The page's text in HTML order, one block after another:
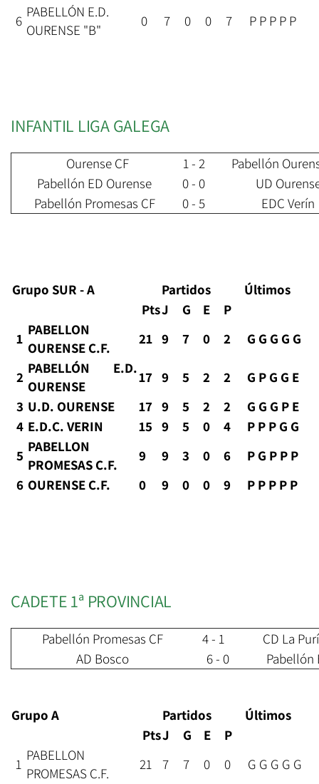
6
PABELLÓN E.D.
OURENSE "B"
0 7 0 0 7 P P P P P
INFANTIL LIGA GALEGA
Ourense CF 1 - 2
Pabellón
Pabellón ED Ourense
0 - 0
UD
Pabellón Promesas CF
0 - 5 EDC Verín
Grupo SUR - A Partidos
Últimos
PtsJ G E
P
1
PABELLON
OURENSE C.F.
21 9 7 0 2 G G G G G
2
PABELLÓN E.D.
OURENSE
17 9 5 2 2
G P G G E
3 U.D. OURENSE 17 9 5 2 2
G G G P E
4 E.D.C. VERIN 15 9 5 0 4
P P P G G
5
PABELLON
PROMESAS C.F.
9 9 3 0 6
P G P P P
6 OURENSE C.F. 0 9 0 0 9 P P P P P
CADETE 1ª PROVINCIAL
Pabellón Promesas CF 4 - 1
CD La
AD Bosco
6 - 0 Pabellón
Grupo A Partidos
Últimos
PtsJ G E
P
1
PABELLON
PROMESAS C.F.
21 7 7 0 0
G G G G G